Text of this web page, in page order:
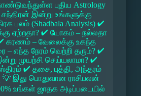
புதிய Astrology
சந்திரன் இன்று உங்களுக்கு
பலம் (Shadbala Analysis) ✔
ஏற்றதா? ✔ யோகம் – நல்லதா
கரணம் – வேலைக்கு உகந்த
– எந்த நேரம் வெற்றி தரும்? ✔
முயற்சி செய்யலாமா? ✔
✔ தசை, புத்தி, அந்தரம்
💡 இது பொதுவான ராசிபலன்
உங்கள் ஜாதக அடிப்படையில்